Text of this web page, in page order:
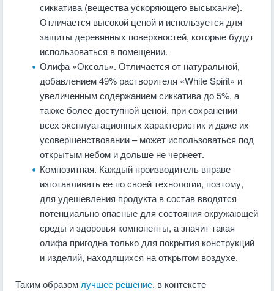
сиккатива (вещества ускоряющего высыхание).
Отличается высокой ценой и используется для
защиты деревянных поверхностей, которые будут
использоваться в помещении.
Олифа «Оксоль». Отличается от натуральной,
добавлением 49% растворителя «White Spirit» и
увеличенным содержанием сиккатива до 5%, а
также более доступной ценой, при сохранении
всех эксплуатационных характеристик и даже их
усовершенствовании – может использоваться под
открытым небом и дольше не чернеет.
Композитная. Каждый производитель вправе
изготавливать ее по своей технологии, поэтому,
для удешевления продукта в состав вводятся
потенциально опасные для состояния окружающей
среды и здоровья компоненты, а значит такая
олифа пригодна только для покрытия конструкций
и изделий, находящихся на открытом воздухе.
Таким образом лучшее решение, в контексте